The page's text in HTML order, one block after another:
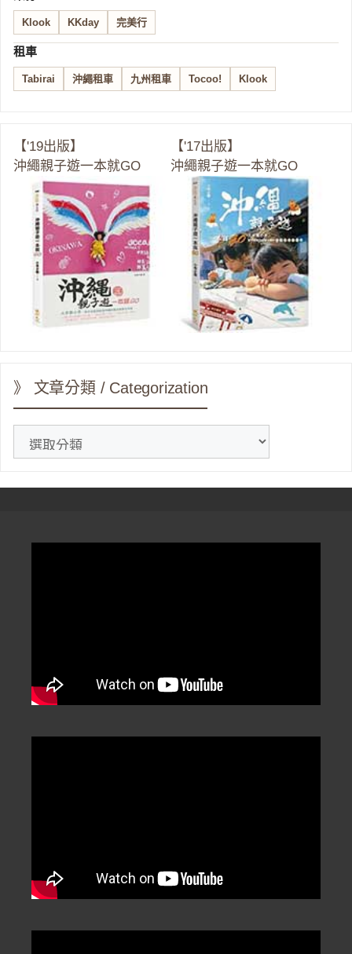
Klook KKday 完美行
租車
Tabirai 沖繩租車 九州租車 Tocoo! Klook
【'19出版】
沖繩親子遊一本就GO
【'17出版】
沖繩親子遊一本就GO
》 文章分類 / Categorization
分